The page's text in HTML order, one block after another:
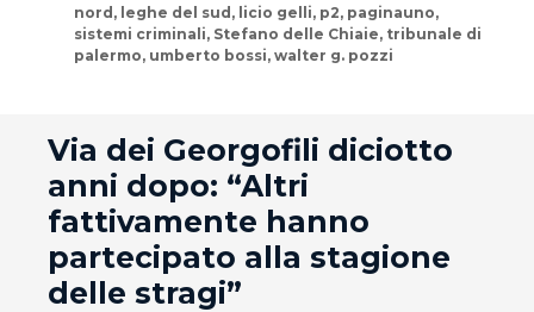
nord , leghe del sud , licio gelli, p2, paginauno,
sistemi criminali, Stefano delle Chiaie, tribunale di
palermo, umberto bossi, walter g. pozzi
Via dei Georgofili diciotto
anni dopo: “Altri
fattivamente hanno
partecipato alla stagione
delle stragi”